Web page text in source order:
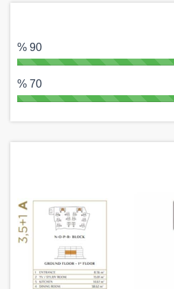
90 %
70 %